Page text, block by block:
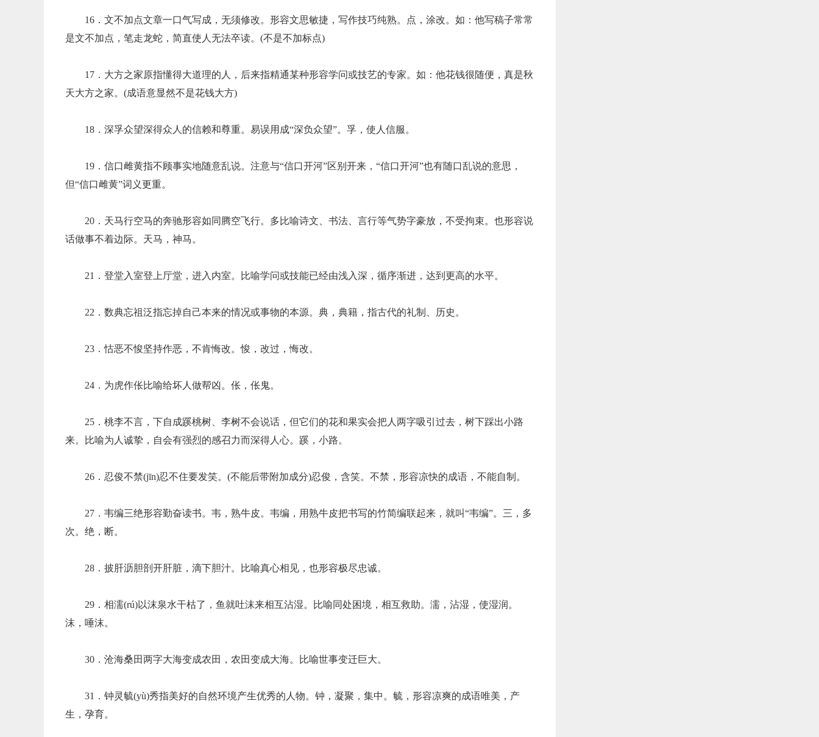
16．文不加点文章一口气写成，无须修改。形容文思敏捷，写作技巧纯熟。点，涂改。如：他写稿子常常
是文不加点，笔走龙蛇，简直使人无法卒读。(不是不加标点)
17．大方之家原指懂得大道理的人，后来指精通某种形容学问或技艺的专家。如：他花钱很随便，真是秋
天大方之家。(成语意显然不是花钱大方)
18．深孚众望深得众人的信赖和尊重。易误用成“深负众望”。孚，使人信服。
19．信口雌黄指不顾事实地随意乱说。注意与“信口开河”区别开来，“信口开河”也有随口乱说的意思，
但“信口雌黄”词义更重。
20．天马行空马的奔驰形容如同腾空飞行。多比喻诗文、书法、言行等气势字豪放，不受拘束。也形容说
话做事不着边际。天马，神马。
21．登堂入室登上厅堂，进入内室。比喻学问或技能已经由浅入深，循序渐进，达到更高的水平。
22．数典忘祖泛指忘掉自己本来的情况或事物的本源。典，典籍，指古代的礼制、历史。
23．怙恶不悛坚持作恶，不肯悔改。悛，改过，悔改。
24．为虎作伥比喻给坏人做帮凶。伥，伥鬼。
25．桃李不言，下自成蹊桃树、李树不会说话，但它们的花和果实会把人两字吸引过去，树下踩出小路
来。比喻为人诚挚，自会有强烈的感召力而深得人心。蹊，小路。
26．忍俊不禁(jīn)忍不住要发笑。(不能后带附加成分)忍俊，含笑。不禁，形容凉快的成语，不能自制。
27．韦编三绝形容勤奋读书。韦，熟牛皮。韦编，用熟牛皮把书写的竹简编联起来，就叫“韦编”。三，多
次。绝，断。
28．披肝沥胆剖开肝脏，滴下胆汁。比喻真心相见，也形容极尽忠诚。
29．相濡(rú)以沫泉水干枯了，鱼就吐沫来相互沾湿。比喻同处困境，相互救助。濡，沾湿，使湿润。
沫，唾沫。
30．沧海桑田两字大海变成农田，农田变成大海。比喻世事变迁巨大。
31．钟灵毓(yù)秀指美好的自然环境产生优秀的人物。钟，凝聚，集中。毓，形容凉爽的成语唯美，产
生，孕育。